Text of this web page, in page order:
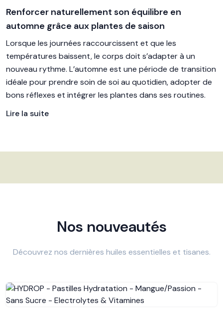
Renforcer naturellement son équilibre en
automne grâce aux plantes de saison
Lorsque les journées raccourcissent et que les
températures baissent, le corps doit s’adapter à un
nouveau rythme. L’automne est une période de transition
idéale pour prendre soin de soi au quotidien, adopter de
bons réflexes et intégrer les plantes dans ses routines.
Lire la suite
Nos nouveautés
Découvrez nos dernières huiles essentielles et tisanes.